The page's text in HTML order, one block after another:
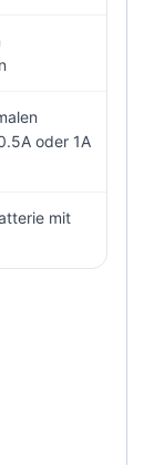
oder 1A
mit